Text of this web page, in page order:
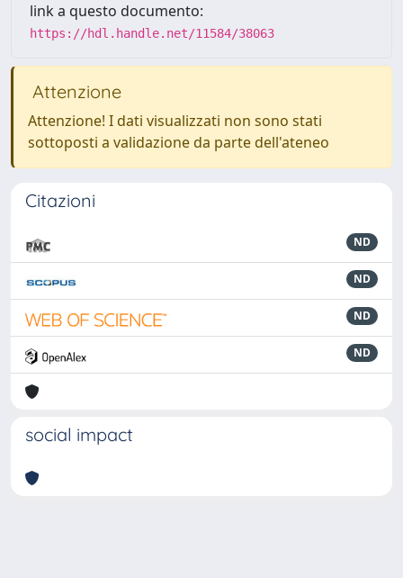
link a questo documento:
https://hdl.handle.net/11584/38063
Attenzione
Attenzione! I dati visualizzati non sono stati
sottoposti a validazione da parte dell'ateneo
Citazioni
ND
ND
ND
ND
social impact